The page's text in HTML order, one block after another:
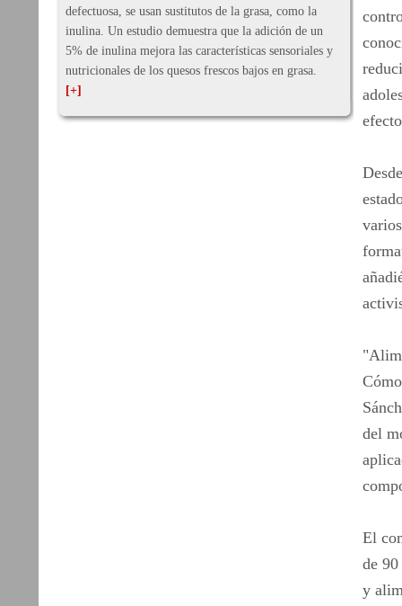
defectuosa, se usan sustitutos de la grasa, como la
inulina. Un estudio demuestra que la adición de un
5% de inulina mejora las características sensoriales y
nutricionales de los quesos frescos bajos en grasa.
[+]
del
El
de
y